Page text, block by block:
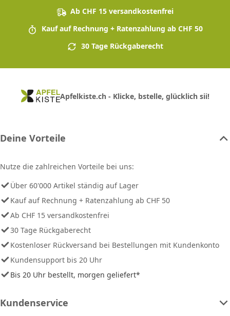
Ab CHF 15 versandkostenfrei
Kauf auf Rechnung + Ratenzahlung ab CHF 50
30 Tage Rückgaberecht
Apfelkiste.ch - Klicke, bstelle, glücklich sii!
Deine Vorteile
Nutze die zahlreichen Vorteile bei uns:
Über 60'000 Artikel ständig auf Lager
Kauf auf Rechnung + Ratenzahlung ab CHF 50
Ab CHF 15 versandkostenfrei
30 Tage Rückgaberecht
Kostenloser Rückversand bei Bestellungen mit Kundenkonto
Kundensupport bis 20 Uhr
Bis 20 Uhr bestellt, morgen geliefert*
Kundenservice